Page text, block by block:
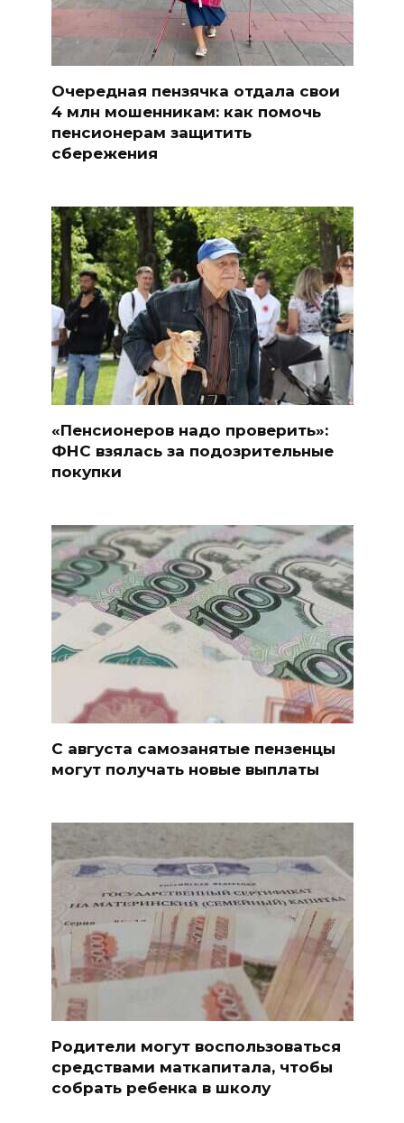
Очередная пензячка отдала свои
4 млн мошенникам: как помочь
пенсионерам защитить
сбережения
«Пенсионеров надо проверить»:
ФНС взялась за подозрительные
покупки
С августа самозанятые пензенцы
могут получать новые выплаты
Родители могут воспользоваться
средствами маткапитала, чтобы
собрать ребенка в школу